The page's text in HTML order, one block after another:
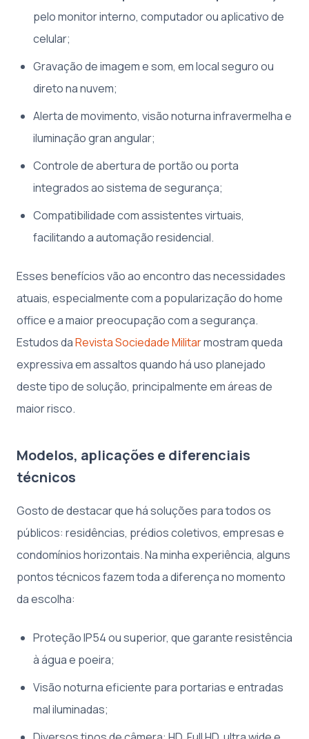
pelo monitor interno, computador ou aplicativo de
celular;
Gravação de imagem e som, em local seguro ou
direto na nuvem;
Alerta de movimento, visão noturna infravermelha e
iluminação gran angular;
Controle de abertura de portão ou porta
integrados ao sistema de segurança;
Compatibilidade com assistentes virtuais,
facilitando a automação residencial.
Esses benefícios vão ao encontro das necessidades
atuais, especialmente com a popularização do home
office e a maior preocupação com a segurança.
Estudos daRevista Sociedade Militarmostram queda
expressiva em assaltos quando há uso planejado
deste tipo de solução, principalmente em áreas de
maior risco.
Modelos, aplicações e diferenciais
técnicos
Gosto de destacar que há soluções para todos os
públicos: residências, prédios coletivos, empresas e
condomínios horizontais. Na minha experiência, alguns
pontos técnicos fazem toda a diferença no momento
da escolha:
Proteção IP54 ou superior, que garante resistência
à água e poeira;
Visão noturna eficiente para portarias e entradas
mal iluminadas;